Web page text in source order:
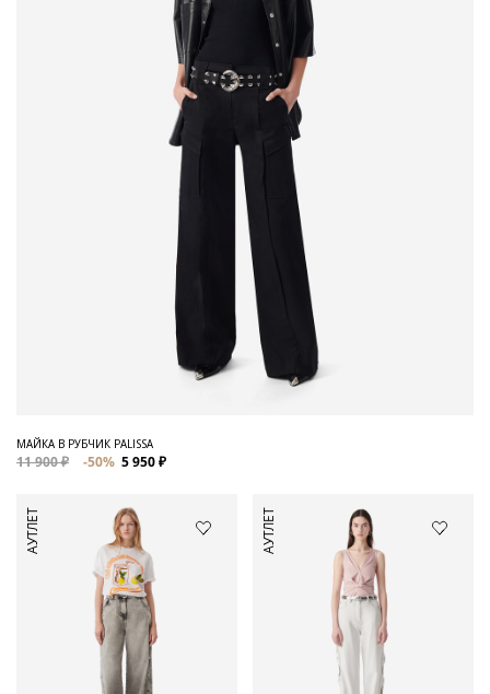
МАЙКА В РУБЧИК PALISSA
11 900 ₽ -50% 5 950 ₽
АУТЛЕТ АУТЛЕТ